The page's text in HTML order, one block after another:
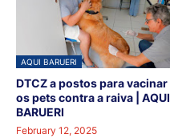
AQUI BARUERI
DTCZ a postos para vacinar
os pets contra a raiva | AQUI
BARUERI
February 12, 2025